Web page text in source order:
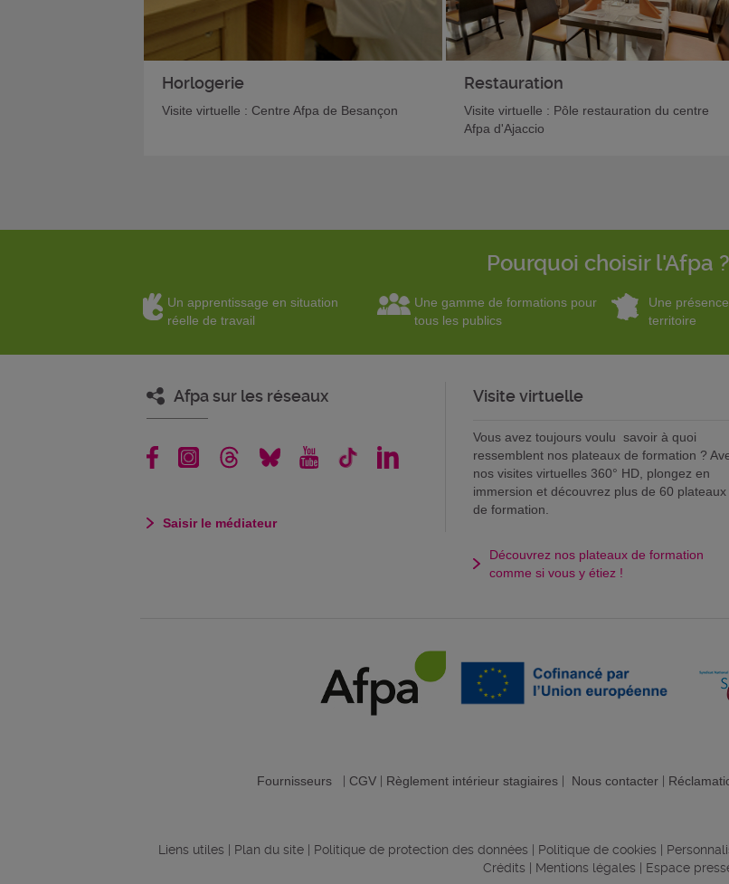
Horlogerie
Visite virtuelle : Centre Afpa de Besançon
Restauration
Visite virtuelle : Pôle restauration du centre
Afpa d'Ajaccio
Pourquoi choisir l'Afpa ?
Un apprentissage en situation
réelle de travail
Une gamme de formations pour
tous les publics
Une
territoire
Afpa sur les réseaux
Saisir le médiateur
Visite virtuelle
Vous avez toujours voulu savoir à quoi
ressemblent nos plateaux de formation ?
nos visites virtuelles 360° HD, plongez en
immersion et découvrez plus de 60 plateaux
de formation.
Découvrez nos plateaux de formation
comme si vous y étiez !
Fournisseurs CGV Règlement intérieur stagiaires Nous contacter
Liens utiles Plan du site Politique de protection des données Politique de cookies
Crédits
Mentions légales Espace